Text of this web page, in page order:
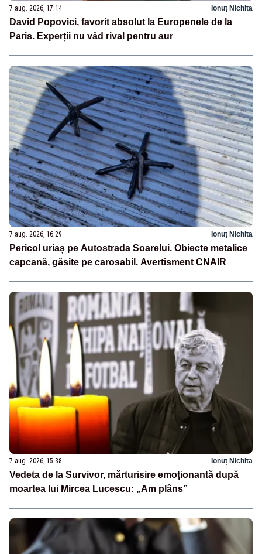
7 aug. 2026, 17:14 Ionuț Nichita
David Popovici, favorit absolut la Europenele de la
Paris. Experții nu văd rival pentru aur
7 aug. 2026, 16:29 Ionuț Nichita
Pericol uriaș pe Autostrada Soarelui. Obiecte metalice
capcană, găsite pe carosabil. Avertisment CNAIR
7 aug. 2026, 15:38 Ionuț Nichita
Vedeta de la Survivor, mărturisire emoționantă după
moartea lui Mircea Lucescu: „Am plâns”